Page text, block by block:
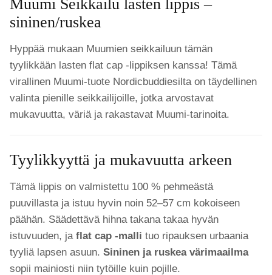
Muumi Seikkailu lasten lippis –
sininen/ruskea
Hyppää mukaan Muumien seikkailuun tämän
tyylikkään lasten flat cap -lippiksen kanssa! Tämä
virallinen Muumi-tuote Nordicbuddiesilta on täydellinen
valinta pienille seikkailijoille, jotka arvostavat
mukavuutta, väriä ja rakastavat Muumi-tarinoita.
Tyylikkyyttä ja mukavuutta arkeen
Tämä lippis on valmistettu 100 % pehmeästä
puuvillasta ja istuu hyvin noin 52–57 cm kokoiseen
päähän. Säädettävä hihna takana takaa hyvän
istuvuuden, ja flat cap -malli tuo ripauksen urbaania
tyyliä lapsen asuun. Sininen ja ruskea värimaailma
sopii mainiosti niin tytöille kuin pojille.